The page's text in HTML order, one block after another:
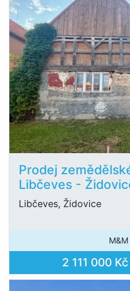
Prodej
Libčeves -
Libčeves, Židovice
2 111 000 Kč